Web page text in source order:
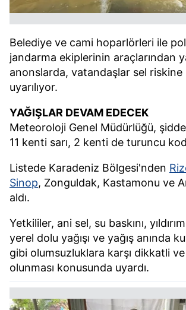
Belediye ve cami hoparlörleri ile
jandarma ekiplerinin araçlarından
anonslarda, vatandaşlar sel riskine
uyarılıyor.
YAĞIŞLAR DEVAM EDECEK
Meteoroloji Genel Müdürlüğü,
11 kenti sarı, 2 kenti de turuncu
Listede Karadeniz Bölgesi'nden
Sinop, Zonguldak, Kastamonu ve
aldı.
Yetkililer, ani sel, su baskını,
yerel dolu yağışı ve yağış anında
gibi olumsuzluklara karşı dikkatli
olunması konusunda uyardı.